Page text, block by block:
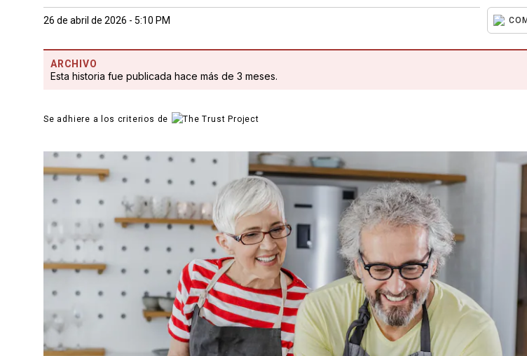
26 de abril de 2026 - 5:10 PM
ARCHIVO
Esta historia fue publicada hace más de 3 meses.
Se adhiere a los criterios de